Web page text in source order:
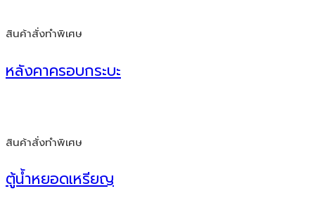
สินค้าสั่งทำพิเศษ
หลังคาครอบกระบะ
สินค้าสั่งทำพิเศษ
ตู้น้ำหยอดเหรียญ